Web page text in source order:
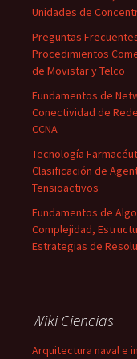
Unidades de
Preguntas
Procedimientos
de Movistar y Telco
Fundamentos de
Conectividad de
CCNA
Tecnología
Clasificación de
Tensioactivos
Fundamentos de
Complejidad,
Estrategias de
Wiki Ciencias
Arquitectura naval e